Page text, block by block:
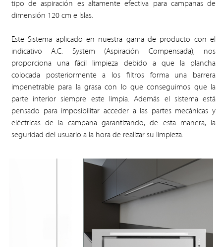
tipo de aspiración es altamente efectiva para campanas de
dimensión 120 cm e Islas.
Este Sistema aplicado en nuestra gama de producto con el
indicativo A.C. System (Aspiración Compensada), nos
proporciona una fácil limpieza debido a que la plancha
colocada posteriormente a los filtros forma una barrera
impenetrable para la grasa con lo que conseguimos que la
parte interior siempre este limpia. Además el sistema está
pensado para imposibilitar acceder a las partes mecánicas y
eléctricas de la campana garantizando, de esta manera, la
seguridad del usuario a la hora de realizar su limpieza.